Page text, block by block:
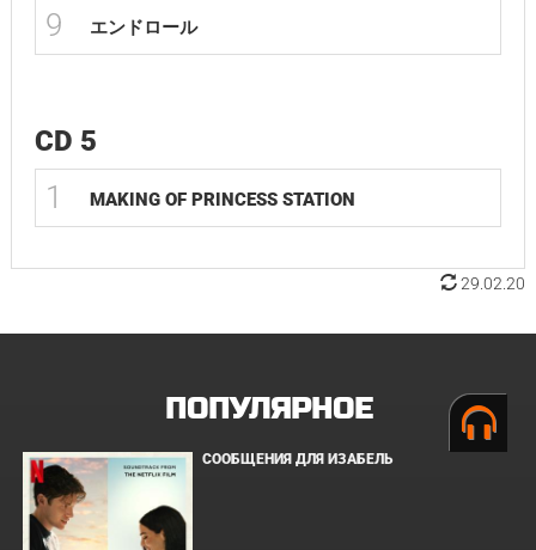
9 エンドロール
CD 5
1 MAKING OF PRINCESS STATION
29.02.20
ПОПУЛЯРНОЕ
СООБЩЕНИЯ ДЛЯ ИЗАБЕЛЬ